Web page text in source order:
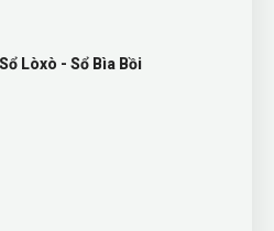
Lòxò - Sổ Bìa Bồi